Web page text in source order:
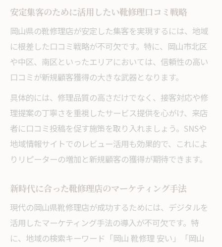
安定集客のために活用したい靴修理口コミ戦略
岡山県の靴修理店が安定した集客を実現するには、地域
に根差した口コミ戦略が不可欠です。特に、岡山市北区
や中区、南区といったエリアにおいては、信頼性の高い
口コミが新規顧客獲得の大きな武器となります。
具体的には、修理品質の高さだけでなく、接客対応や修
理提案の丁寧さを重視したサービス提供を心がけ、来店
者に口コミ投稿を促す施策を取り入れましょう。SNSや
地域情報サイトでのレビュー活用も効果的で、これによ
りリピーターの増加と新規顧客の獲得が期待できます。
新時代に合った靴修理店のマーケティング手法
現代の岡山県靴修理店が成功するためには、デジタルを
活用したマーケティング手法の導入が不可欠です。特
に、地域の検索キーワード「岡山 靴修理 安い」「岡山